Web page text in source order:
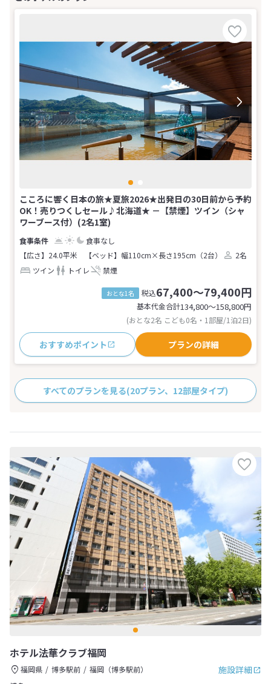
こころに響く日本の旅★夏旅2026★出発日の30日前から予約
OK！売りつくしセール♪北海道★ －【禁煙】ツイン（シャ
ワーブース付）(2名1室)
食事なし
【広さ】24.0平米
【ベッド】幅110cm×長さ195cm（2台）
2名
ツイン
トイレ 禁煙
おとな1名 税込67,400～79,400円
基本代金合計134,800〜158,800円
(おとな2名 こども0名・1部屋/1泊2日)
おすすめポイント プランの詳細
すべてのプランを見る(20プラン、12部屋タイプ)
ホテル法華クラブ福岡
施設詳細
福岡県 博多駅前
福岡（博多駅前）